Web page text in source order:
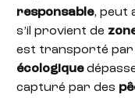
responsable, peut
s’il provient de
est transporté par
écologique
capturé par des